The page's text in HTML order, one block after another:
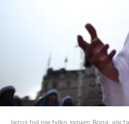
Wojna na Ukrainie
Świat